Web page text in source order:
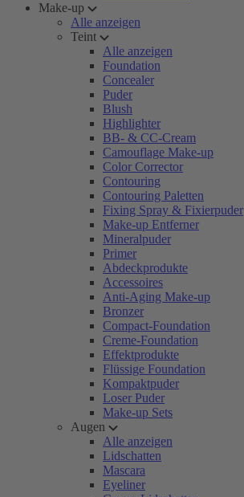
Make-up
Alle anzeigen
Teint
Alle anzeigen
Foundation
Concealer
Puder
Blush
Highlighter
BB- & CC-Cream
Camouflage Make-up
Color Corrector
Contouring
Contouring Paletten
Fixing Spray & Fixierpuder
Make-up Entferner
Mineralpuder
Primer
Abdeckprodukte
Accessoires
Anti-Aging Make-up
Bronzer
Compact-Foundation
Creme-Foundation
Effektprodukte
Flüssige Foundation
Kompaktpuder
Loser Puder
Make-up Sets
Augen
Alle anzeigen
Lidschatten
Mascara
Eyeliner